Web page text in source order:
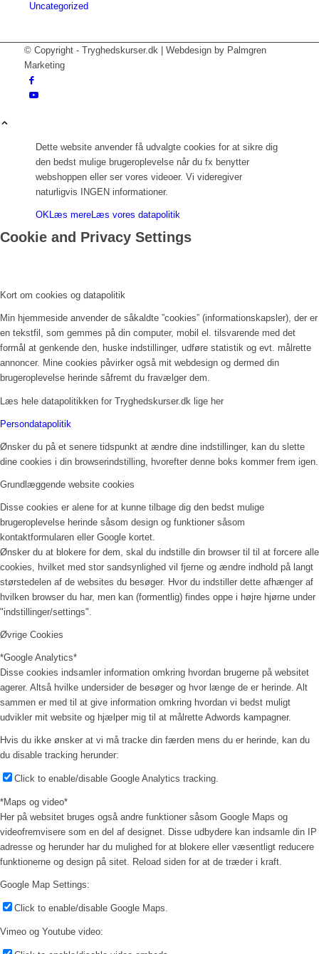
Uncategorized
© Copyright - Tryghedskurser.dk | Webdesign by Palmgren
Marketing
Dette website anvender få udvalgte cookies for at sikre dig
den bedst mulige brugeroplevelse når du fx benytter
webshoppen eller ser vores videoer. Vi videregiver
naturligvis INGEN informationer.
OKLæs mereLæs vores datapolitik
Cookie and Privacy Settings
Kort om cookies og datapolitik
Min hjemmeside anvender de såkaldte ”cookies” (informationskapsler), der er
en tekstfil, som gemmes på din computer, mobil el. tilsvarende med det
formål at genkende den, huske indstillinger, udføre statistik og evt. målrette
annoncer. Mine cookies påvirker også mit webdesign og dermed din
brugeroplevelse herinde såfremt du fravælger dem.
Læs hele datapolitikken for Tryghedskurser.dk lige her
Persondatapolitik
Ønsker du på et senere tidspunkt at ændre dine indstillinger, kan du slette
dine cookies i din browserindstilling, hvorefter denne boks kommer frem igen.
Grundlæggende website cookies
Disse cookies er alene for at kunne tilbage dig den bedst mulige
brugeroplevelse herinde såsom design og funktioner såsom
kontaktformularen eller Google kortet.
Ønsker du at blokere for dem, skal du indstille din browser til til at forcere alle
cookies, hvilket med stor sandsynlighed vil fjerne og ændre indhold på langt
størstedelen af de websites du besøger. Hvor du indstiller dette afhænger af
hvilken browser du har, men kan (formentlig) findes oppe i højre hjørne under
"indstillinger/settings".
Øvrige Cookies
*Google Analytics*
Disse cookies indsamler information omkring hvordan brugerne på websitet
agerer. Altså hvilke undersider de besøger og hvor længe de er herinde. Alt
sammen er med til at give information omkring hvordan vi bedst muligt
udvikler mit website og hjælper mig til at målrette Adwords kampagner.
Hvis du ikke ønsker at vi må tracke din færden mens du er herinde, kan du
du disable tracking herunder:
Click to enable/disable Google Analytics tracking.
*Maps og video*
Her på websitet bruges også andre funktioner såsom Google Maps og
videofremvisere som en del af designet. Disse udbydere kan indsamle din IP
adresse og herunder har du mulighed for at blokere eller væsentligt reducere
funktionerne og design på sitet. Reload siden for at de træder i kraft.
Google Map Settings:
Click to enable/disable Google Maps.
Vimeo og Youtube video: